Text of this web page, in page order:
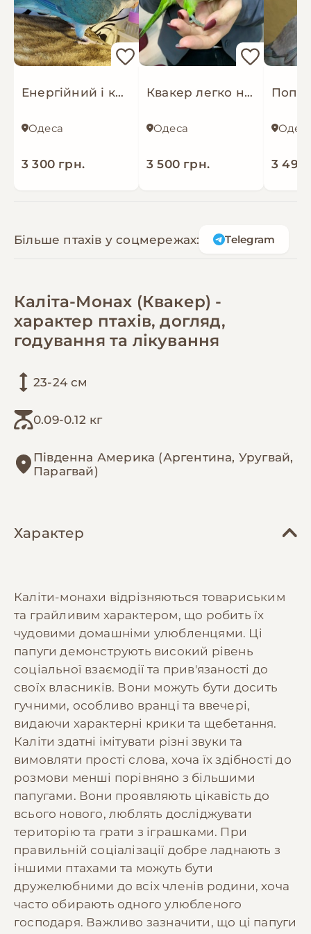
Енергійний і кмітливий, папуга Калита, Квакер, монах
Одеса
3 300 грн.
Квакер легко навчаються, що робить їх ідеальним, монах
Одеса
3 500 грн. 3 498
Більше птахів у соцмережах: Telegram
Каліта-Монах (Квакер) -
характер птахів, догляд,
годування та лікування
23-24 см
0.09-0.12 кг
Південна Америка (Аргентина, Уругвай,
Парагвай)
Характер
Каліти-монахи відрізняються товариським
та грайливим характером, що робить їх
чудовими домашніми улюбленцями. Ці
папуги демонструють високий рівень
соціальної взаємодії та прив'язаності до
своїх власників. Вони можуть бути досить
гучними, особливо вранці та ввечері,
видаючи характерні крики та щебетання.
Каліти здатні імітувати різні звуки та
вимовляти прості слова, хоча їх здібності до
розмови менші порівняно з більшими
папугами. Вони проявляють цікавість до
всього нового, люблять досліджувати
територію та грати з іграшками. При
правильній соціалізації добре ладнають з
іншими птахами та можуть бути
дружелюбними до всіх членів родини, хоча
часто обирають одного улюбленого
господаря. Важливо зазначити, що ці папуги